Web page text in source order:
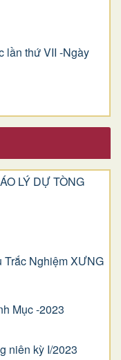
lần thứ VII -Ngày
LÝ DỰ TÒNG
Trắc Nghiệm XƯNG
Mục -2023
niên kỳ I/2023